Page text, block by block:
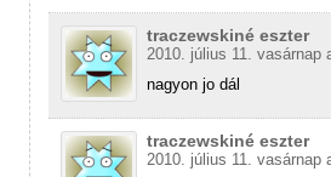
traczewskiné eszter
2010. július 11. vasárnap
nagyon jo dál
traczewskiné eszter
2010. július 11. vasárnap